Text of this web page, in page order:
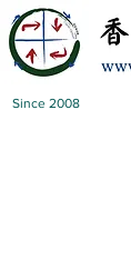
Since 2008